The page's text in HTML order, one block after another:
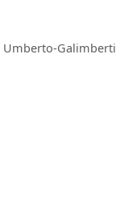
Umberto-Galimberti